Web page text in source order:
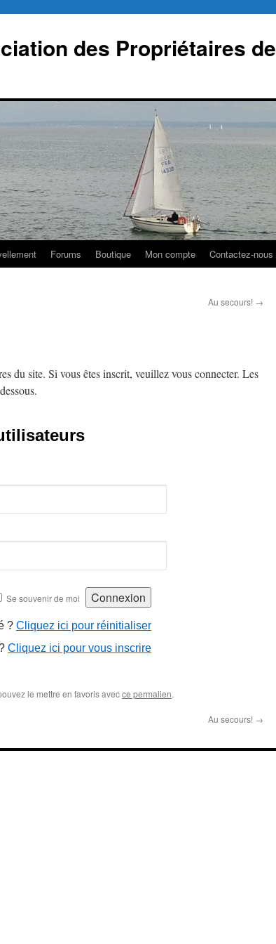
des Propriétaires de
Forums Boutique Mon compte Contactez-nous
Au secours! →
du site. Si vous êtes inscrit, veuillez vous connecter. Les
Se souvenir de moi
? Cliquez ici pour réinitialiser
Cliquez ici pour vous inscrire
le mettre en favoris avecce permalien.
Au secours! →